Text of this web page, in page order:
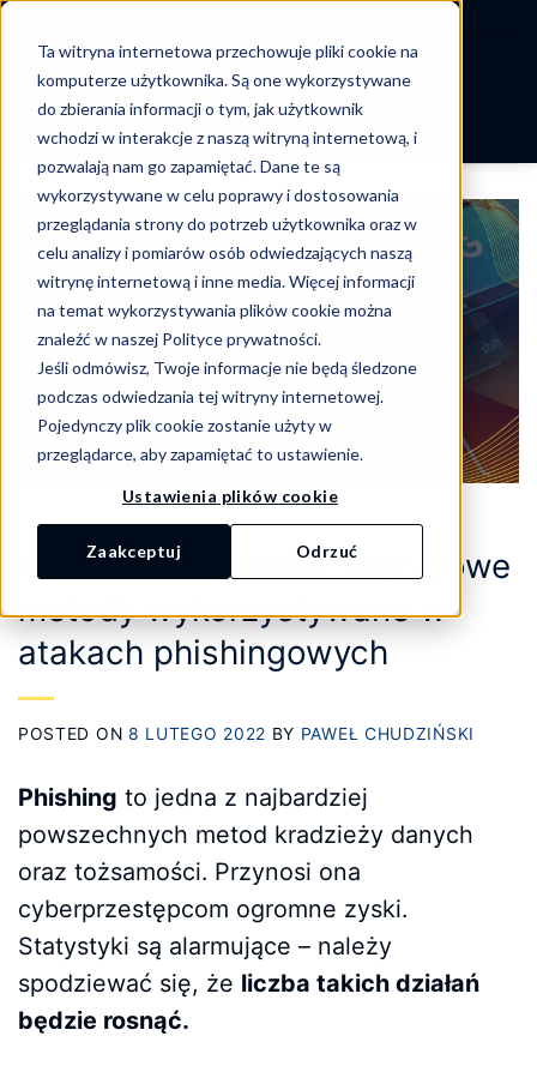
Ta witryna internetowa przechowuje pliki cookie na
komputerze użytkownika. Są one wykorzystywane
do zbierania informacji o tym, jak użytkownik
wchodzi w interakcje z naszą witryną internetową, i
pozwalają nam go zapamiętać. Dane te są
wykorzystywane w celu poprawy i dostosowania
przeglądania strony do potrzeb użytkownika oraz w
celu analizy i pomiarów osób odwiedzających naszą
witrynę internetową i inne media. Więcej informacji
na temat wykorzystywania plików cookie można
znaleźć w naszej Polityce prywatności.
Jeśli odmówisz, Twoje informacje nie będą śledzone
podczas odwiedzania tej witryny internetowej.
Pojedynczy plik cookie zostanie użyty w
przeglądarce, aby zapamiętać to ustawienie.
Ustawienia plików cookie
Zaakceptuj Odrzuć
-->
Skip
content
BEZPIECZEŃSTWO DANYCH
Czym jest phishing? Nietypowe
metody wykorzystywane w
atakach phishingowych
POSTED ON 8 LUTEGO 2022 BY PAWEŁ CHUDZIŃSKI
Phishing to jedna z najbardziej
powszechnych metod kradzieży danych
oraz tożsamości. Przynosi ona
cyberprzestępcom ogromne zyski.
Statystyki są alarmujące – należy
spodziewać się, że liczba takich działań
będzie rosnąć.